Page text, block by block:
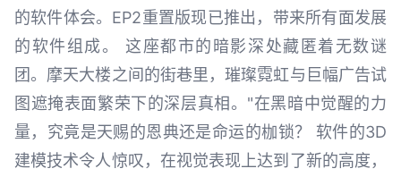
的软件体会。EP2重置版现已推出，带来所有面发展
的软件组成。 这座都市的暗影深处藏匿着无数谜
团。摩天大楼之间的街巷里，璀璨霓虹与巨幅广告试
图遮掩表面繁荣下的深层真相。"在黑暗中觉醒的力
量，究竟是天赐的恩典还是命运的枷锁？ 软件的3D
建模技术令人惊叹，在视觉表现上达到了新的高度，